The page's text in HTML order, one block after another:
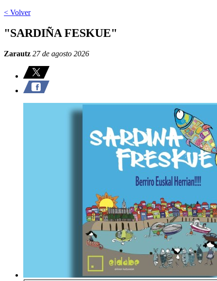
< Volver
"SARDIÑA FESKUE"
Zarautz 27 de agosto 2026